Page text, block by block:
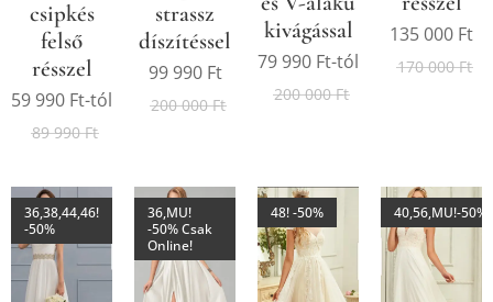
csipkés
felső
résszel
59 990 Ft-tól
89 990Ft
strassz
díszítéssel
99 990Ft
200 000Ft
kivágással
79 990 Ft-tól
200 000Ft
135 000 Ft
170 000Ft
36,38,44,46!
-50%
36,MU!
-50% Csak
Online!
48! -50% 40,56,MU!-50%